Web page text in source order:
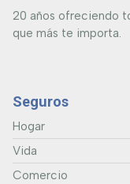
20 años ofreciendo
que más te importa.
Seguros
Hogar
Vida
Comercio